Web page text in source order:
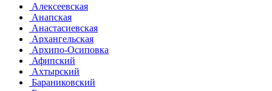
Алексеевская
Анапская
Анастасиевская
Архангельская
Архипо-Осиповка
Афипский
Ахтырский
Бараниковский